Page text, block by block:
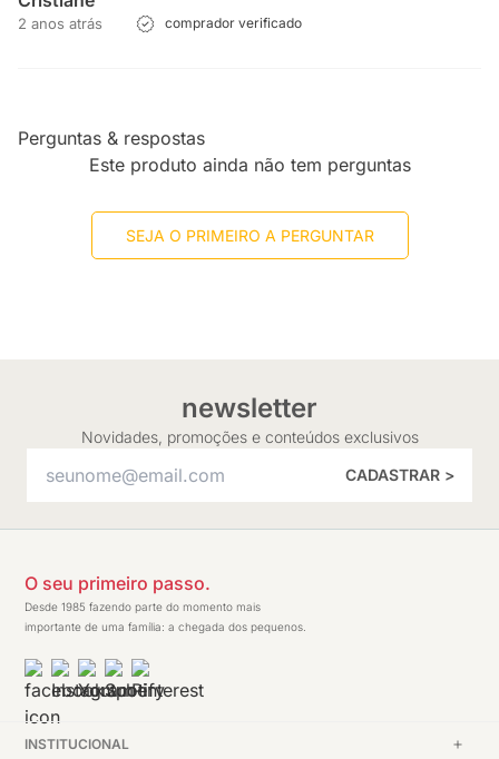
2 anos atrás comprador verificado
Perguntas & respostas
Este produto ainda não tem perguntas
SEJA O PRIMEIRO A PERGUNTAR
newsletter
Novidades, promoções e conteúdos exclusivos
CADASTRAR >
O seu primeiro passo.
Desde 1985 fazendo parte do momento mais
importante de uma família: a chegada dos pequenos.
INSTITUCIONAL